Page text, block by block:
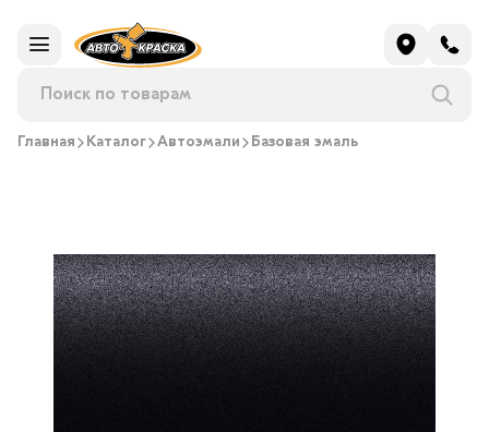
Главная Каталог Автоэмали Базовая эмаль